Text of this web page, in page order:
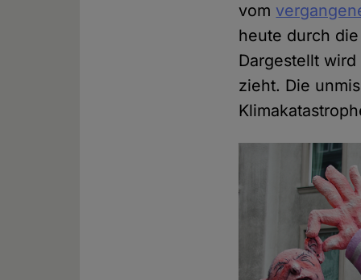
vom
heute durch
Dargestellt
zieht. Die